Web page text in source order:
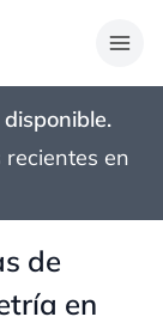
en
de
en